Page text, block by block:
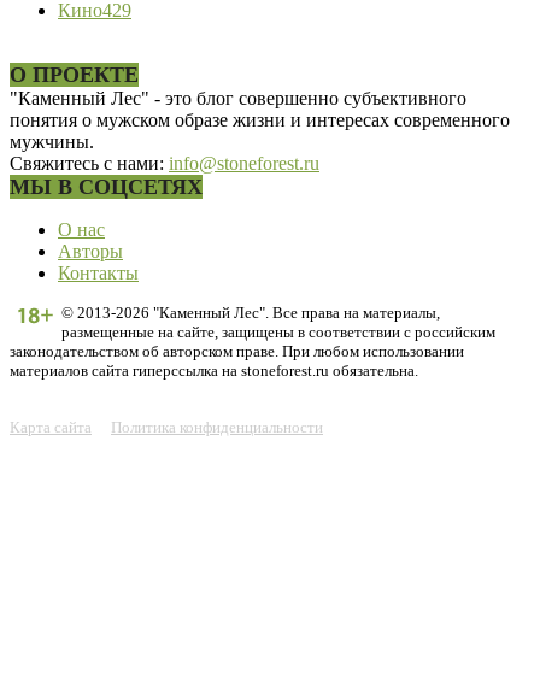
Кино429
О ПРОЕКТЕ
"Каменный Лес" - это блог совершенно субъективного
понятия о мужском образе жизни и интересах современного
мужчины.
Свяжитесь с нами: info@stoneforest.ru
МЫ В СОЦСЕТЯХ
О нас
Авторы
Контакты
© 2013-2026 "Каменный Лес". Все права на материалы,
размещенные на сайте, защищены в соответствии с российским
законодательством об авторском праве. При любом использовании
материалов сайта гиперссылка на stoneforest.ru обязательна.
Карта сайта Политика конфиденциальности